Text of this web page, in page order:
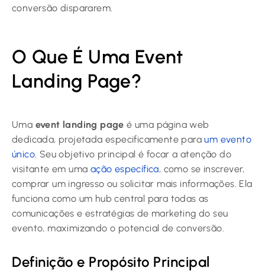
conversão dispararem.
O Que É Uma Event
Landing Page?
Uma event landing page é uma página web
dedicada, projetada especificamente paraum evento
único . Seu objetivo principal é focar a atenção do
visitante em uma ação específica, como se inscrever,
comprar um ingresso ou solicitar mais informações. Ela
funciona como um hub central para todas as
comunicações e estratégias de marketing do seu
evento, maximizando o potencial de conversão.
Definição e Propósito Principal